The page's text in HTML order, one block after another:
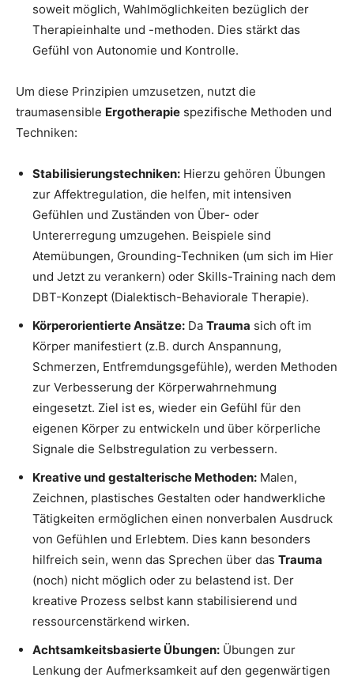
soweit möglich, Wahlmöglichkeiten bezüglich der
Therapieinhalte und -methoden. Dies stärkt das
Gefühl von Autonomie und Kontrolle.
Um diese Prinzipien umzusetzen, nutzt die
traumasensible Ergotherapie spezifische Methoden und
Techniken:
Stabilisierungstechniken: Hierzu gehören Übungen
zur Affektregulation, die helfen, mit intensiven
Gefühlen und Zuständen von Über- oder
Untererregung umzugehen. Beispiele sind
Atemübungen, Grounding-Techniken (um sich im Hier
und Jetzt zu verankern) oder Skills-Training nach dem
DBT-Konzept (Dialektisch-Behaviorale Therapie).
Körperorientierte Ansätze: Da Trauma sich oft im
Körper manifestiert (z.B. durch Anspannung,
Schmerzen, Entfremdungsgefühle), werden Methoden
zur Verbesserung der Körperwahrnehmung
eingesetzt. Ziel ist es, wieder ein Gefühl für den
eigenen Körper zu entwickeln und über körperliche
Signale die Selbstregulation zu verbessern.
Kreative und gestalterische Methoden: Malen,
Zeichnen, plastisches Gestalten oder handwerkliche
Tätigkeiten ermöglichen einen nonverbalen Ausdruck
von Gefühlen und Erlebtem. Dies kann besonders
hilfreich sein, wenn das Sprechen über das Trauma
(noch) nicht möglich oder zu belastend ist. Der
kreative Prozess selbst kann stabilisierend und
ressourcenstärkend wirken.
Achtsamkeitsbasierte Übungen: Übungen zur
Lenkung der Aufmerksamkeit auf den gegenwärtigen